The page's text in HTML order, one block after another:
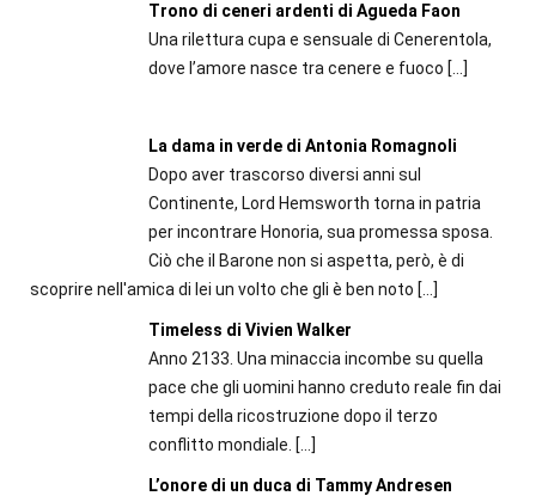
Trono di ceneri ardenti di Agueda Faon
Una rilettura cupa e sensuale di Cenerentola,
dove l’amore nasce tra cenere e fuoco […]
La dama in verde di Antonia Romagnoli
Dopo aver trascorso diversi anni sul
Continente, Lord Hemsworth torna in patria
per incontrare Honoria, sua promessa sposa.
Ciò che il Barone non si aspetta, però, è di
scoprire nell'amica di lei un volto che gli è ben noto […]
Timeless di Vivien Walker
Anno 2133. Una minaccia incombe su quella
pace che gli uomini hanno creduto reale fin dai
tempi della ricostruzione dopo il terzo
conflitto mondiale. […]
L’onore di un duca di Tammy Andresen